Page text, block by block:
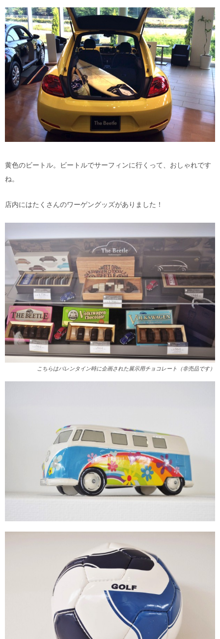
黄色のビートル。ビートルでサーフィンに行くって、おしゃれです
ね。
店内にはたくさんのワーゲングッズがありました！
こちらはバレンタイン時に企画された展示用チョコレート（非売品です）